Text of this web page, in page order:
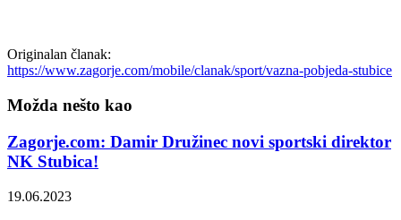
Originalan članak:
https://www.zagorje.com/mobile/clanak/sport/vazna-pobjeda-stubice
Možda nešto kao
Zagorje.com: Damir Družinec novi sportski direktor
NK Stubica!
19.06.2023